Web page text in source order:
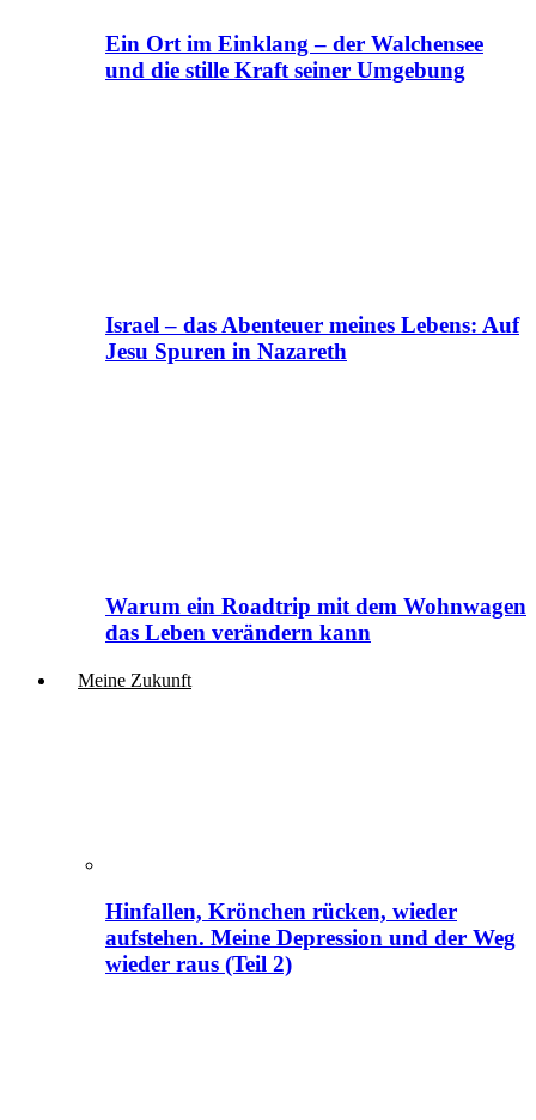
Ein Ort im Einklang – der Walchensee
und die stille Kraft seiner Umgebung
Israel – das Abenteuer meines Lebens: Auf
Jesu Spuren in Nazareth
Warum ein Roadtrip mit dem Wohnwagen
das Leben verändern kann
Meine Zukunft
Hinfallen, Krönchen rücken, wieder
aufstehen. Meine Depression und der Weg
wieder raus (Teil 2)